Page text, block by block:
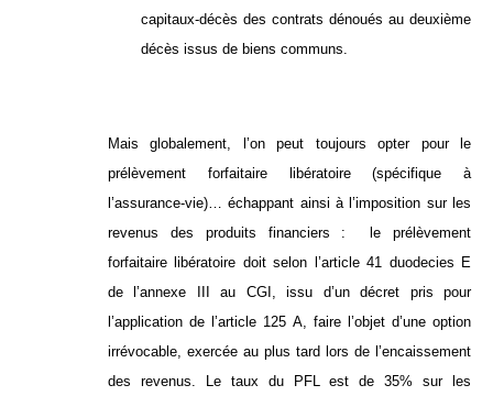
capitaux-décès des contrats dénoués au deuxième
décès issus de biens communs.
Mais globalement, l’on peut toujours opter pour le
prélèvement forfaitaire libératoire (spécifique à
l’assurance-vie)… échappant ainsi à l’imposition sur les
revenus des produits financiers : le prélèvement
forfaitaire libératoire doit selon l’article 41 duodecies E
de l’annexe III au CGI, issu d’un décret pris pour
l’application de l’article 125 A, faire l’objet d’une option
irrévocable, exercée au plus tard lors de l’encaissement
des revenus. Le taux du PFL est de 35% sur les